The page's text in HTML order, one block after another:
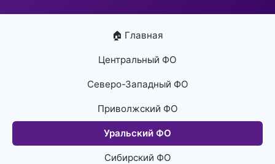
🏠 Главная
Центральный ФО
Северо-Западный ФО
Приволжский ФО
Уральский ФО
Сибирский ФО